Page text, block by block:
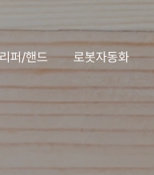
퍼/핸드 로봇자동화